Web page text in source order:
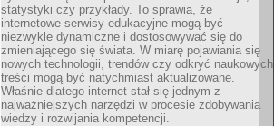
statystyki czy przykłady. To sprawia, że
internetowe serwisy edukacyjne mogą być
niezwykle dynamiczne i dostosowywać się do
zmieniającego się świata. W miarę pojawiania się
nowych technologii, trendów czy odkryć naukowych
treści mogą być natychmiast aktualizowane.
Właśnie dlatego internet stał się jednym z
najważniejszych narzędzi w procesie zdobywania
wiedzy i rozwijania kompetencji.